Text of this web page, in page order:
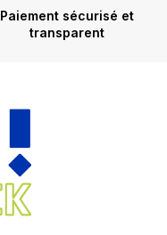
Paiement sécurisé et
transparent